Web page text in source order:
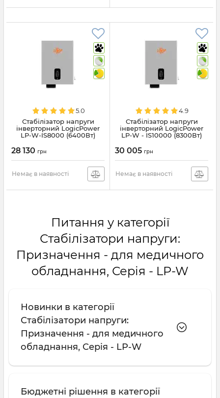
5.0
Стабілізатор напруги
інверторний LogicPower
LP-W-IS8000 (6400Вт)
28 130 грн
Немає в наявності
4.9
Стабілізатор напруги
інверторний LogicPower
LP-W - IS10000 (8300Вт)
30 005 грн
Немає в наявності
Питання у категорії
Стабілізатори напруги:
Призначення - для медичного
обладнання, Серія - LP-W
Новинки в категорії
Стабілізатори напруги:
Призначення - для медичного
обладнання, Серія - LP-W
Бюджетні рішення в категорії